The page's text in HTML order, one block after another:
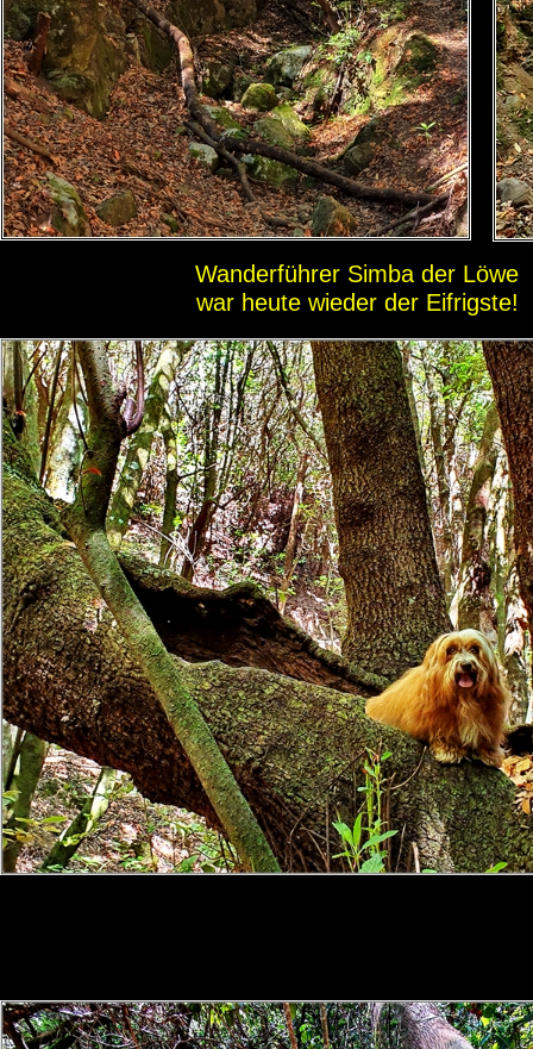
Wanderführer Simba der Löwe
war heute wieder der Eifrigste!